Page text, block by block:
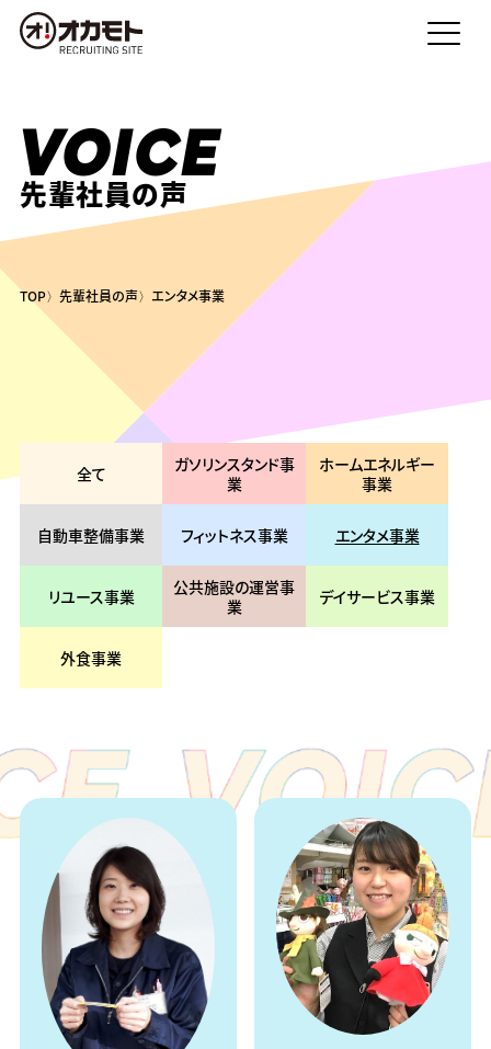
VOICE
先輩社員の声
TOP 先輩社員の声 エンタメ事業
全て
ガソリンスタンド事
業
ホームエネルギー
事業
自動車整備事業 フィットネス事業 エンタメ事業
リユース事業
公共施設の運営事
業
デイサービス事業
外食事業